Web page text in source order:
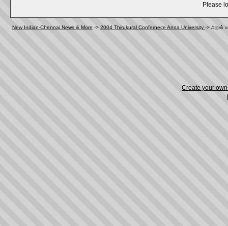
Please
New Indian-Chennai News & More -> 2004 Thirukural Confernece Anna University -> அறன்
Create your